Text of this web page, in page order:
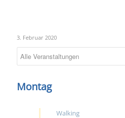
3. Februar 2020
Montag
Walking